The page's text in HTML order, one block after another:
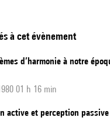
à cet évènement
d’harmonie à notre
01 h 16 min
active et perception